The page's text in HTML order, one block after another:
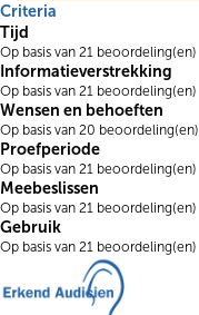
Criteria
Tijd
Op basis van 21 beoordeling(en)
Informatieverstrekking
Op basis van 21 beoordeling(en)
Wensen en behoeften
Op basis van 20 beoordeling(en)
Proefperiode
Op basis van 21 beoordeling(en)
Meebeslissen
Op basis van 21 beoordeling(en)
Gebruik
Op basis van 21 beoordeling(en)